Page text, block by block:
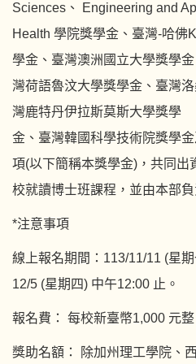
Sciences、 Engineering and
Health 學院獎學金、臺灣-哈佛
學金、臺灣澳洲國立大學獎學
灣荷語魯汶大學獎學金、臺灣
灣鹿特丹伊拉斯莫斯大學獎學
金、臺灣韓國科學技術院獎學
項(以下簡稱本獎學金)，共同出
校就讀博士班課程，並由本部
*注意事項
線上報名期間：113/11/11 (星
12/5 (星期四) 中午12:00 止。
報名費： 每校新臺幣1,000 元整
獎助名額： 除加州理工學院、